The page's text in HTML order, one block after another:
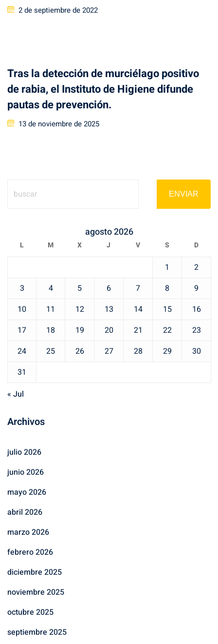
Posted
2 de septiembre de 2022
Tras la detección de murciélago positivo
de rabia, el Instituto de Higiene difunde
pautas de prevención.
Posted
13 de noviembre de 2025
ENVIAR
agosto 2026
L M X J V S D
1
2
3
4 5 6 7 8
9
10
11 12 13 14 15
16
17
18 19 20 21 22
23
24
25 26 27 28 29
30
31
« Jul
Archivos
julio 2026
junio 2026
mayo 2026
abril 2026
marzo 2026
febrero 2026
diciembre 2025
noviembre 2025
octubre 2025
septiembre 2025